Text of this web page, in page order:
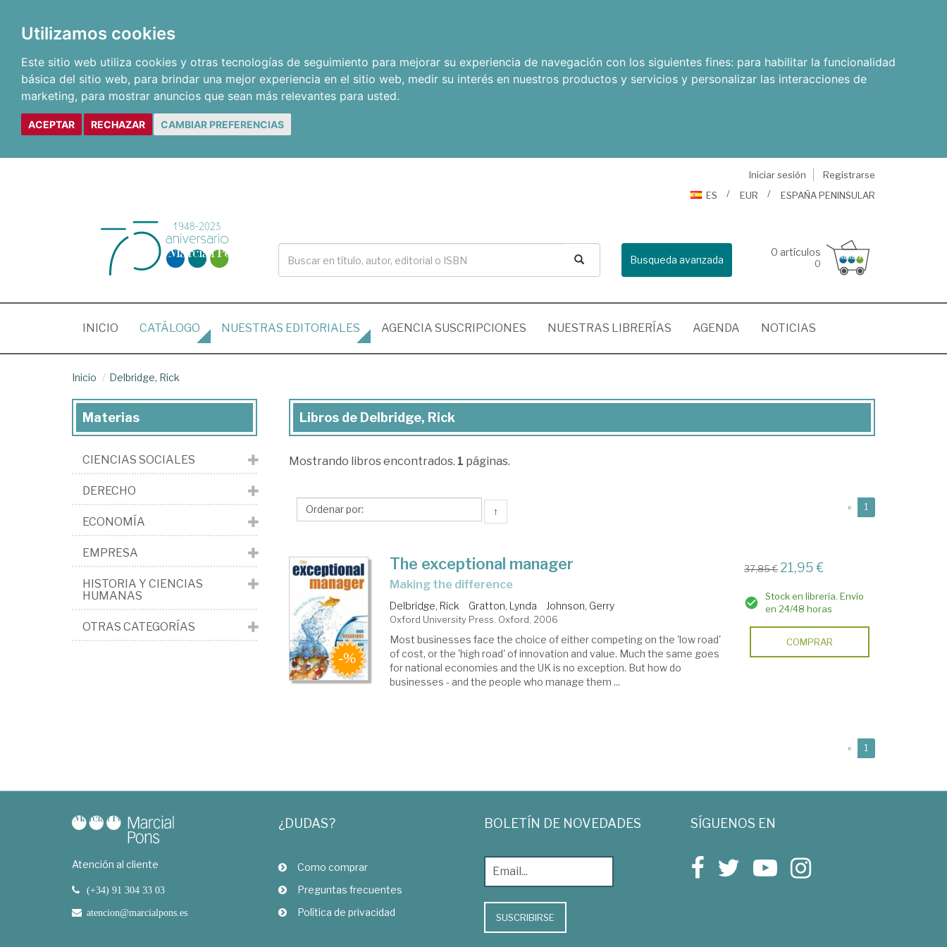
Utilizamos cookies
Este sitio web utiliza cookies y otras tecnologías de seguimiento para mejorar su experiencia de navegación con los siguientes fines: para habilitar la funcionalidad
básica del sitio web, para brindar una mejor experiencia en el sitio web, medir su interés en nuestros productos y servicios y personalizar las interacciones de
marketing, para mostrar anuncios que sean más relevantes para usted.
ACEPTAR RECHAZAR CAMBIAR PREFERENCIAS
Iniciar sesión
Registrarse
ES
EUR ESPAÑA PENINSULAR
Busqueda avanzada
0 artículos
0
INICIO (CURRENT)
CATÁLOGO NUESTRAS EDITORIALES AGENCIA SUSCRIPCIONES NUESTRAS LIBRERÍAS AGENDA NOTICIAS
Inicio Delbridge, Rick
Libros
Delbridge,
Libros de Delbridge, Rick
Mostrando libros encontrados. 1 páginas.
↑ « 1
The exceptional manager
making the difference
Delbridge, Rick Gratton, Lynda Johnson, Gerry
Oxford University Press. Oxford, 2006
Most businesses face the choice of either competing on the 'low road'
of cost, or the 'high road' of innovation and value. Much the same goes
for national economies and the UK is no exception. But how do
businesses - and the people who manage them ...
37,85 € 21,95 €
Stock en librería. Envío
en 24/48 horas
COMPRAR
« 1
Materias
CIENCIAS SOCIALES
DERECHO
ECONOMÍA
EMPRESA
HISTORIA Y CIENCIAS
HUMANAS
OTRAS CATEGORÍAS
Atención al cliente
(+34) 91 304 33 03
atencion@marcialpons.es
¿DUDAS?
Como comprar
Preguntas frecuentes
Política de privacidad
BOLETÍN DE NOVEDADES
SUSCRIBIRSE
SÍGUENOS EN